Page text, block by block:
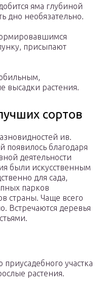
яма глубиной
дно необязательно.
присыпают
высадки растения.
сортов
ив.
появилось благодаря
деятельности
были искусственным
для сада,
парков
страны. Чаще всего
Встречаются деревья
участка
растения.